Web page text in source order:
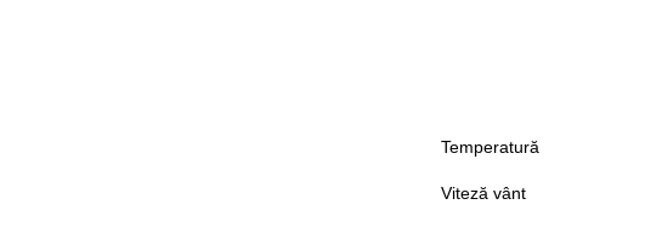
Temperatură
Viteză vânt